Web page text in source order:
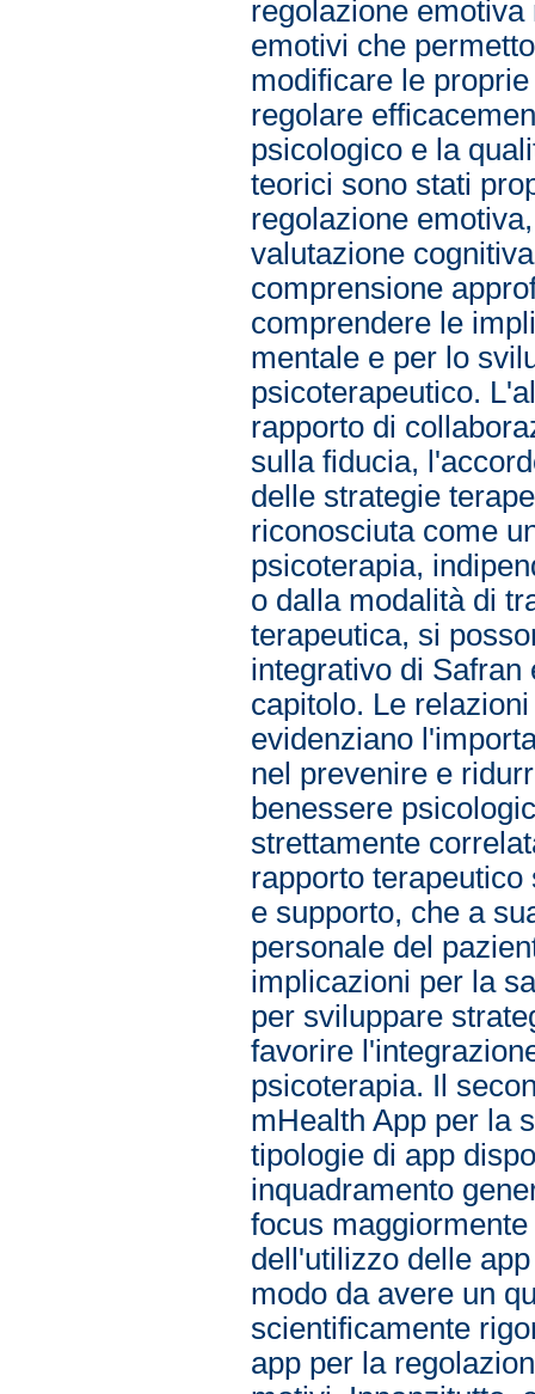
regolazione
emotivi che
modificare le
regolare
psicologico e la
teorici sono stati
regolazione
valutazione
comprensione
comprendere le
mentale e per lo
psicoterapeutico.
rapporto di
sulla fiducia,
delle strategie
riconosciuta come
psicoterapia,
o dalla modalità di
terapeutica, si
integrativo di
capitolo. Le
evidenziano
nel prevenire e
benessere
strettamente
rapporto
e supporto, che a
personale del
implicazioni per la
per sviluppare
favorire
psicoterapia. Il
mHealth App per la
tipologie di app
inquadramento
focus
dell'utilizzo delle
modo da avere un
scientificamente
app per la